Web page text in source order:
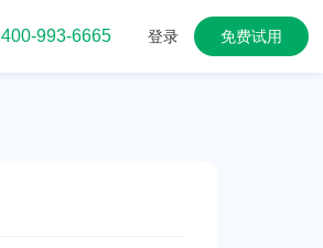
400-993-6665 登录 免费试用